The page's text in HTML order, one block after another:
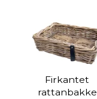
Firkantet
rattanbakke